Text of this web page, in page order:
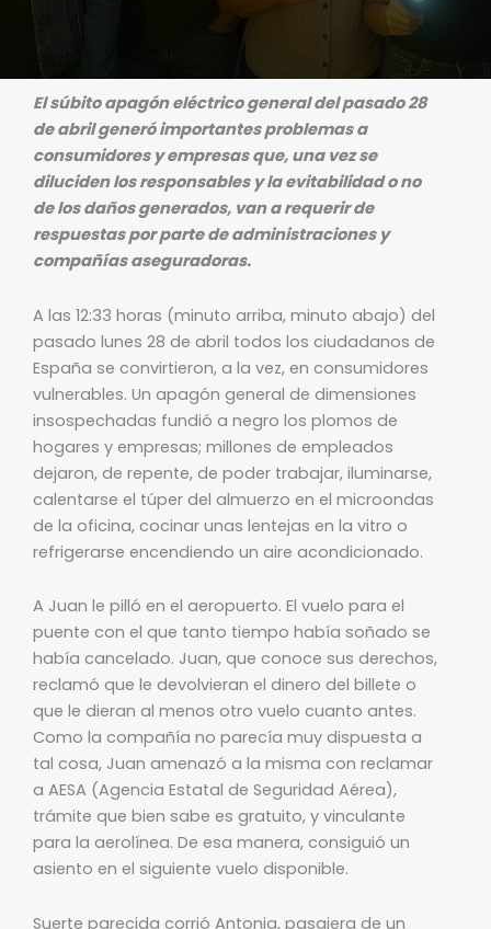
El súbito apagón eléctrico general del pasado 28
de abril generó importantes problemas a
consumidores y empresas que, una vez se
diluciden los responsables y la evitabilidad o no
de los daños generados, van a requerir de
respuestas por parte de administraciones y
compañías aseguradoras.
A las 12:33 horas (minuto arriba, minuto abajo) del
pasado lunes 28 de abril todos los ciudadanos de
España se convirtieron, a la vez, en consumidores
vulnerables. Un apagón general de dimensiones
insospechadas fundió a negro los plomos de
hogares y empresas; millones de empleados
dejaron, de repente, de poder trabajar, iluminarse,
calentarse el túper del almuerzo en el microondas
de la oficina, cocinar unas lentejas en la vitro o
refrigerarse encendiendo un aire acondicionado.
A Juan le pilló en el aeropuerto. El vuelo para el
puente con el que tanto tiempo había soñado se
había cancelado. Juan, que conoce sus derechos,
reclamó que le devolvieran el dinero del billete o
que le dieran al menos otro vuelo cuanto antes.
Como la compañía no parecía muy dispuesta a
tal cosa, Juan amenazó a la misma con reclamar
a AESA (Agencia Estatal de Seguridad Aérea),
trámite que bien sabe es gratuito, y vinculante
para la aerolínea. De esa manera, consiguió un
asiento en el siguiente vuelo disponible.
Suerte parecida corrió Antonia, pasajera de un